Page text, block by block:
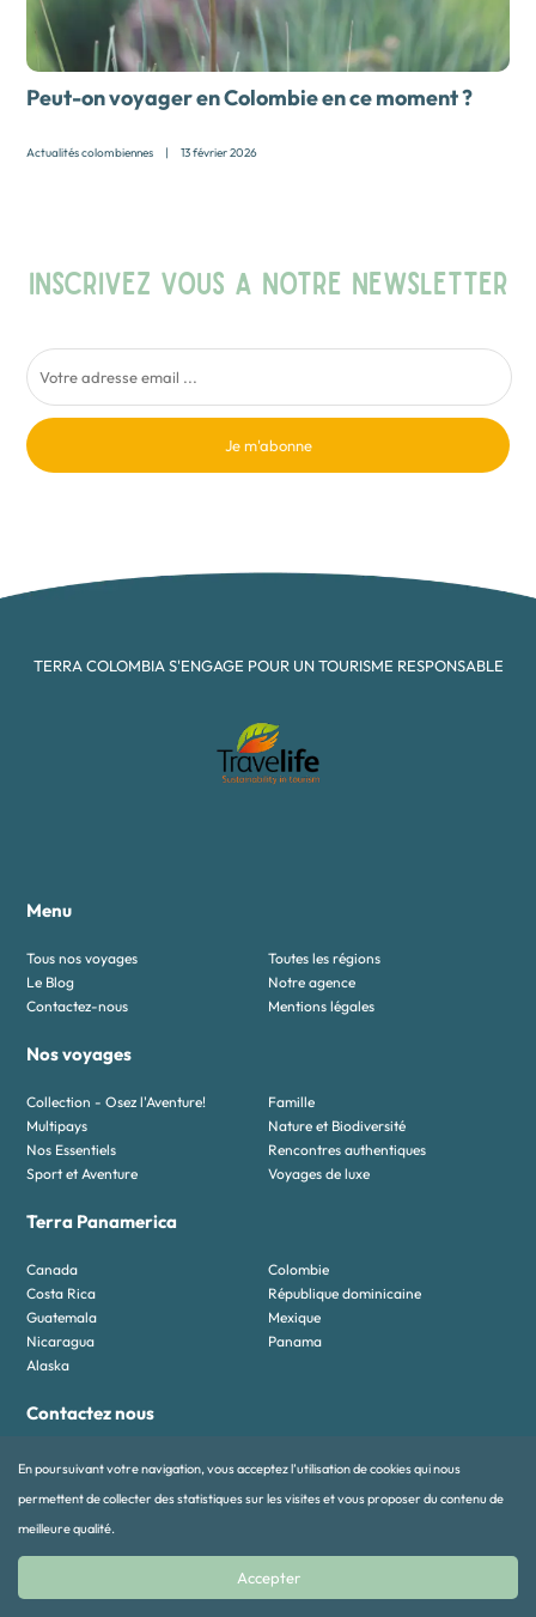
Peut-on voyager en Colombie en ce moment ?
Actualités colombiennes | 13 février 2026
En poursuivant votre navigation, vous acceptez l’utilisation de cookies qui nous
permettent de collecter des statistiques sur les visites et vous proposer du contenu de
meilleure qualité.
Accepter
INSCRIVEZ VOUS A NOTRE NEWSLETTER
Je m'abonne
TERRA COLOMBIA S'ENGAGE POUR UN TOURISME RESPONSABLE
Menu
Tous nos voyages
Toutes les régions
Le Blog
Notre agence
Contactez-nous
Mentions légales
Nos voyages
Collection - Osez l'Aventure!
Famille
Multipays
Nature et Biodiversité
Nos Essentiels
Rencontres authentiques
Sport et Aventure
Voyages de luxe
Terra Panamerica
Canada
Colombie
Costa Rica
République dominicaine
Guatemala
Mexique
Nicaragua
Panama
Alaska
Contactez nous
+33 01 89 70 33 27
Ciudad del Rio, El Poblado, Medellín,
Antioquia, Colombie